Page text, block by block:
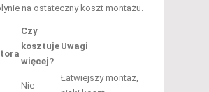
na ostateczny koszt montażu.
Czy
kosztuje
więcej?
Uwagi
Nie
Łatwiejszy montaż,